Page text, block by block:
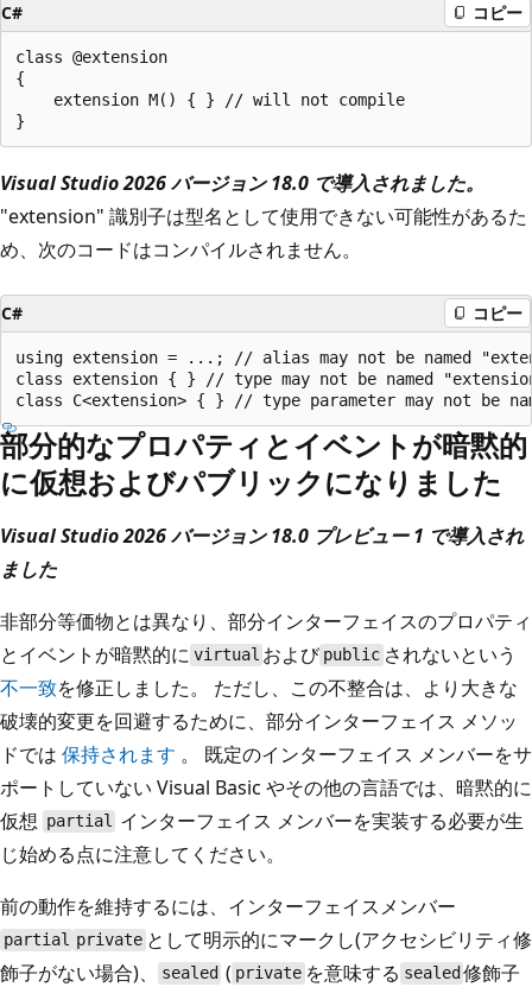
C# コピー
class @extension
{
    extension M() { } // will not compile
Visual Studio 2026 バージョン 18.0 で導入されました。
"extension" 識別子は型名として使用できない可能性があるた
め、次のコードはコンパイルされません。
C# コピー
using extension = ...; // alias may not be named
class extension { } // type may not be named
部分的なプロパティとイベントが暗黙的
に仮想およびパブリックになりました
Visual Studio 2026 バージョン 18.0 プレビュー 1 で導入され
ました
非部分等価物とは異なり、部分インターフェイスのプロパティ
とイベントが暗黙的に virtual および public されないという
不一致を修正しました。 ただし、この不整合は、より大きな
破壊的変更を回避するために、部分インターフェイス メソッ
ドでは 保持されます 。 既定のインターフェイス メンバーをサ
ポートしていない Visual Basic やその他の言語では、暗黙的に
仮想 partial インターフェイス メンバーを実装する必要が生
じ始める点に注意してください。
前の動作を維持するには、インターフェイスメンバー
partial private として明示的にマークし(アクセシビリティ修
飾子がない場合)、
sealed ( private を意味する sealed 修飾子